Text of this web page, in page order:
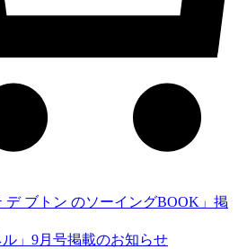
デ ブトン のソーイングBOOK」掲
ル」9月号掲載のお知らせ